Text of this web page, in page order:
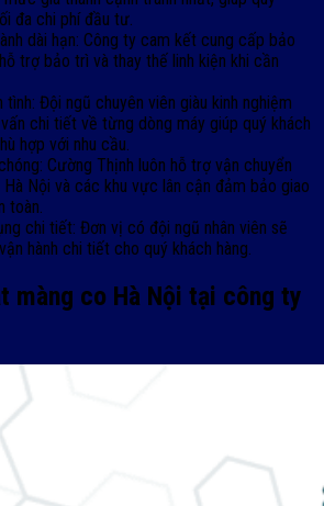
đa chi phí đầu tư.
dài hạn: Công ty cam kết cung cấp bảo
trợ bảo trì và thay thế linh kiện khi cần
Đội ngũ chuyên viên giàu kinh nghiệm
chi tiết về từng dòng máy giúp quý khách
hợp với nhu cầu.
Cường Thịnh luôn hỗ trợ vận chuyển
Nội và các khu vực lân cận đảm bảo giao
toàn.
chi tiết: Đơn vị có đội ngũ nhân viên sẽ
hành chi tiết cho quý khách hàng.
màng co Hà Nội tại công ty